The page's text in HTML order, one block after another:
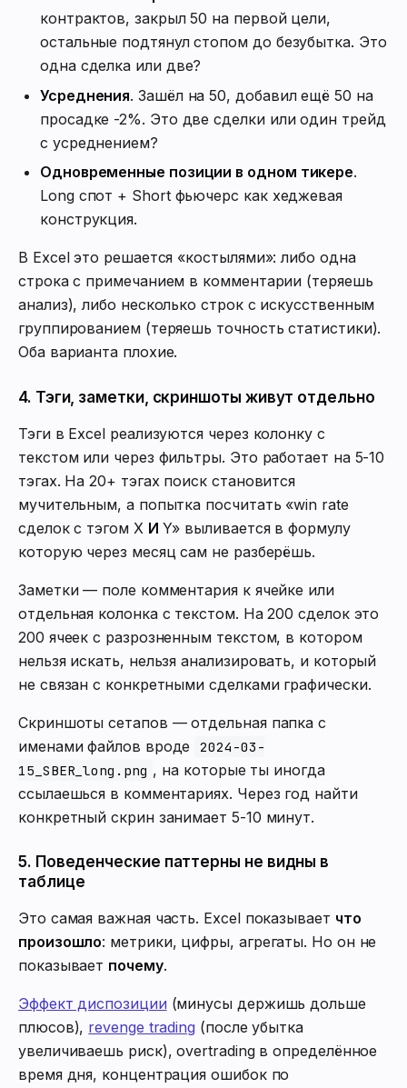
контрактов, закрыл 50 на первой цели,
остальные подтянул стопом до безубытка. Это
одна сделка или две?
Усреднения. Зашёл на 50, добавил ещё 50 на
просадке -2%. Это две сделки или один трейд
с усреднением?
Одновременные позиции в одном тикере.
Long спот + Short фьючерс как хеджевая
конструкция.
В Excel это решается «костылями»: либо одна
строка с примечанием в комментарии (теряешь
анализ), либо несколько строк с искусственным
группированием (теряешь точность статистики).
Оба варианта плохие.
4. Тэги, заметки, скриншоты живут отдельно
Тэги в Excel реализуются через колонку с
текстом или через фильтры. Это работает на 5-10
тэгах. На 20+ тэгах поиск становится
мучительным, а попытка посчитать «win rate
сделок с тэгом X И Y» выливается в формулу
которую через месяц сам не разберёшь.
Заметки — поле комментария к ячейке или
отдельная колонка с текстом. На 200 сделок это
200 ячеек с разрозненным текстом, в котором
нельзя искать, нельзя анализировать, и который
не связан с конкретными сделками графически.
Скриншоты сетапов — отдельная папка с
именами файлов вроде
2024-03-
15_SBER_long.png , на которые ты иногда
ссылаешься в комментариях. Через год найти
конкретный скрин занимает 5-10 минут.
5. Поведенческие паттерны не видны в
таблице
Это самая важная часть. Excel показывает что
произошло: метрики, цифры, агрегаты. Но он не
показывает почему.
Эффект диспозиции (минусы держишь дольше
плюсов), revenge trading (после убытка
увеличиваешь риск), overtrading в определённое
время дня, концентрация ошибок по